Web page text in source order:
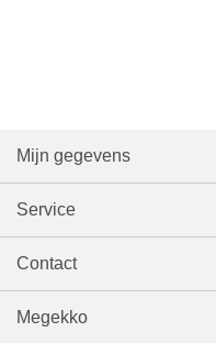
Mijn gegevens
Service
Contact
Megekko